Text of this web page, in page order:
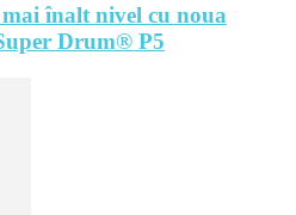
înalt nivel cu noua
Drum® P5